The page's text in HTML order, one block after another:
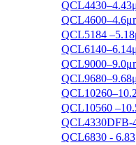
QCL5184
QCL10560
QCL4330DFB-
QCL6830 -